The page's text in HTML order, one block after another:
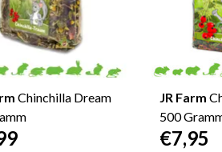
Chinchilla Dream
JR Farm
500
€7,95